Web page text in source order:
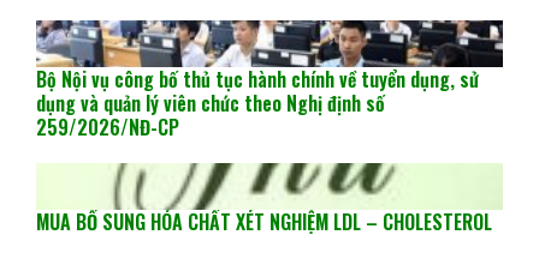
Bộ Nội vụ công bố thủ tục hành chính về tuyển dụng, sử
dụng và quản lý viên chức theo Nghị định số
259/2026/NĐ-CP
MUA BỔ SUNG HÓA CHẤT XÉT NGHIỆM LDL – CHOLESTEROL